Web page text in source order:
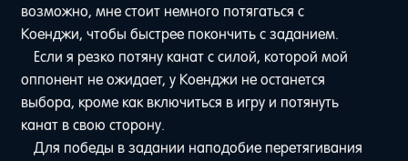
возможно, мне стоит немного потягаться с
Коенджи, чтобы быстрее покончить с заданием.
Если я резко потяну канат с силой, которой мой
оппонент не ожидает, у Коенджи не останется
выбора, кроме как включиться в игру и потянуть
канат в свою сторону.
Для победы в задании наподобие перетягивания